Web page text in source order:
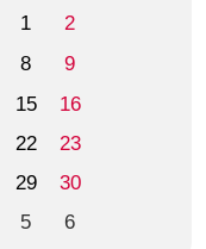
1
2
8
9
15
16
22
23
29
30
5 6